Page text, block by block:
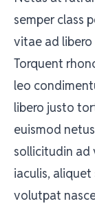
semper class
vitae ad
Torquent
leo
libero justo
euismod
sollicitudin ad
iaculis,
volutpat